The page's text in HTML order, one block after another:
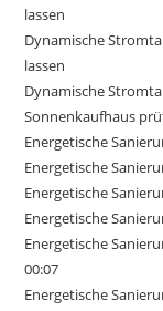
lassen
Dynamische
lassen
Dynamische
Sonnenkaufhaus
Energetische
Energetische
Energetische
Energetische
Energetische
00:07
Energetische